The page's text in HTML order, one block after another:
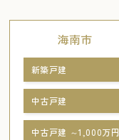
海南市
新築戸建
中古戸建
中古戸建 ～1,000万円